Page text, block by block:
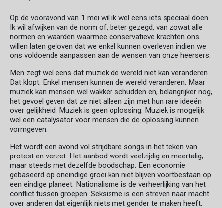
Op de vooravond van 1 mei wil ik wel eens iets speciaal doen.
Ik wil afwijken van de norm of, beter gezegd, van zowat alle
normen en waarden waarmee conservatieve krachten ons
willen laten geloven dat we enkel kunnen overleven indien we
ons voldoende aanpassen aan de wensen van onze heersers.
Men zegt wel eens dat muziek de wereld niet kan veranderen.
Dat klopt. Enkel mensen kunnen de wereld veranderen. Maar
muziek kan mensen wel wakker schudden en, belangrijker nog,
het gevoel geven dat ze niet alleen zijn met hun rare ideeën
over gelijkheid. Muziek is geen oplossing. Muziek is mogelijk
wel een catalysator voor mensen die de oplossing kunnen
vormgeven.
Het wordt een avond vol strijdbare songs in het teken van
protest en verzet. Het aanbod wordt veelzijdig en meertalig,
maar steeds met dezelfde boodschap. Een economie
gebaseerd op oneindige groei kan niet blijven voortbestaan op
een eindige planeet. Nationalisme is de verheerlijking van het
conflict tussen groepen. Seksisme is een streven naar macht
over anderen dat eigenlijk niets met gender te maken heeft.